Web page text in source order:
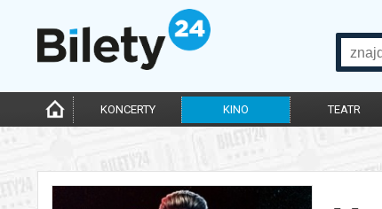
KONCERTY KINO TEATR